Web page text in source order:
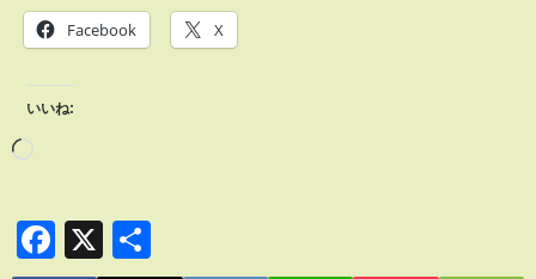
Facebook X
いいね:
Facebook
X